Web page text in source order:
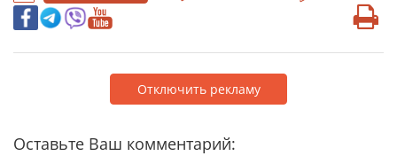
Отключить рекламу
Оставьте Ваш комментарий: